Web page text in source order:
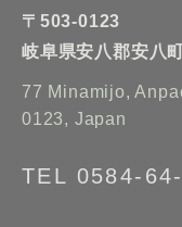
〒503-0123
岐阜県安八郡安八
77 Minamijo,
0123, Japan
TEL 0584-